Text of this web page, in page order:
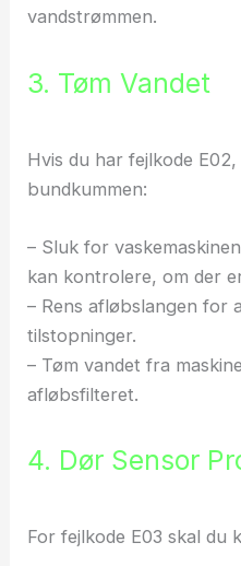
vandstrømmen.
3. Tøm Vandet
Hvis du har fejlkode
bundkummen:
– Sluk for
kan kontrolere, om der
– Rens afløbslangen for
tilstopninger.
– Tøm vandet fra
afløbsfilteret.
4. Dør Sensor
For fejlkode E03 skal du